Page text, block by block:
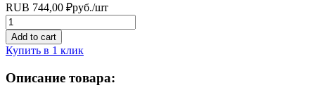
RUB 744,00 ₽руб./шт
Quantity
Add to cart
Купить в 1 клик
Описание товара: